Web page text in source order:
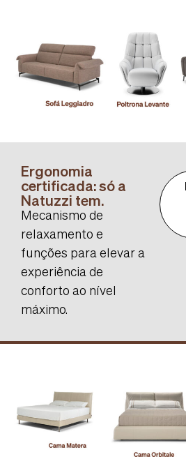
Ergonomia
certificada: só a
Natuzzi tem.
Mecanismo de
relaxamento e
funções para elevar a
experiência de
conforto ao nível
máximo.